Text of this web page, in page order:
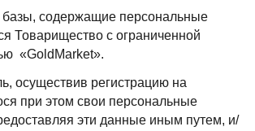
содержащие персональные
Товарищество с ограниченной
«GoldMarket».
осуществив регистрацию на
при этом свои персональные
эти данные иным путем, и/